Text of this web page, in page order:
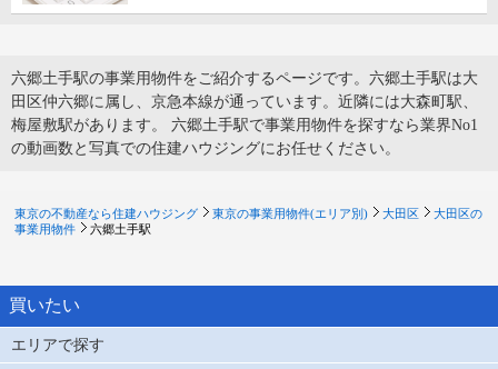
六郷土手駅の事業用物件をご紹介するページです。六郷土手駅は大
田区仲六郷に属し、京急本線が通っています。近隣には大森町駅、
梅屋敷駅があります。 六郷土手駅で事業用物件を探すなら業界No1
の動画数と写真での住建ハウジングにお任せください。
東京の不動産なら住建ハウジング 東京の事業用物件(エリア別) 大田区
大田区の
事業用物件
六郷土手駅
買いたい
エリアで探す